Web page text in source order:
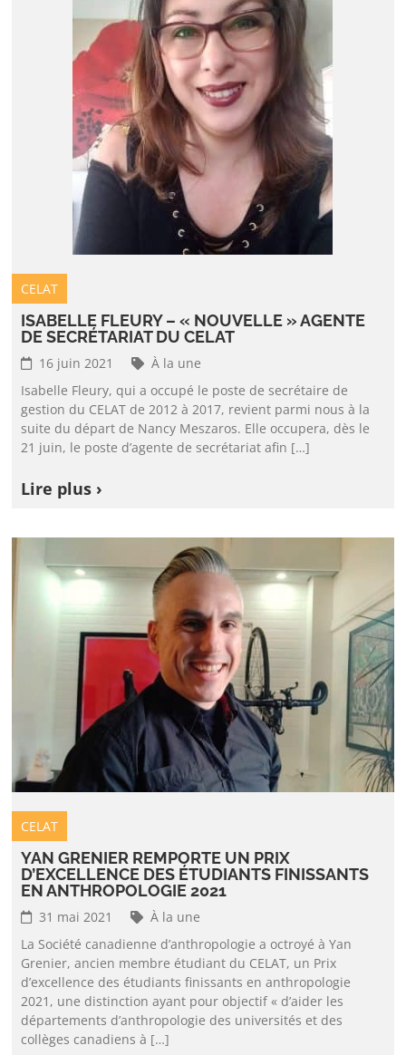
CELAT
ISABELLE FLEURY – « NOUVELLE » AGENTE
DE SECRÉTARIAT DU CELAT
16 juin 2021
À la une
Isabelle Fleury, qui a occupé le poste de secrétaire de
gestion du CELAT de 2012 à 2017, revient parmi nous à la
suite du départ de Nancy Meszaros. Elle occupera, dès le
21 juin, le poste d’agente de secrétariat afin […]
Lire plus ›
CELAT
YAN GRENIER REMPORTE UN PRIX
D’EXCELLENCE DES ÉTUDIANTS FINISSANTS
EN ANTHROPOLOGIE 2021
31 mai 2021
À la une
La Société canadienne d’anthropologie a octroyé à Yan
Grenier, ancien membre étudiant du CELAT, un Prix
d’excellence des étudiants finissants en anthropologie
2021, une distinction ayant pour objectif « d’aider les
départements d’anthropologie des universités et des
collèges canadiens à […]